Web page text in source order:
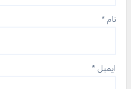
نام *
ایمیل *